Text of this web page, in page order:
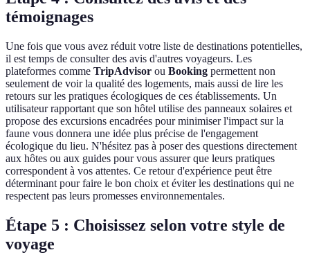
témoignages
Une fois que vous avez réduit votre liste de destinations potentielles,
il est temps de consulter des avis d'autres voyageurs. Les
plateformes comme TripAdvisor ou Booking permettent non
seulement de voir la qualité des logements, mais aussi de lire les
retours sur les pratiques écologiques de ces établissements. Un
utilisateur rapportant que son hôtel utilise des panneaux solaires et
propose des excursions encadrées pour minimiser l'impact sur la
faune vous donnera une idée plus précise de l'engagement
écologique du lieu. N'hésitez pas à poser des questions directement
aux hôtes ou aux guides pour vous assurer que leurs pratiques
correspondent à vos attentes. Ce retour d'expérience peut être
déterminant pour faire le bon choix et éviter les destinations qui ne
respectent pas leurs promesses environnementales.
Étape 5 : Choisissez selon votre style de
voyage